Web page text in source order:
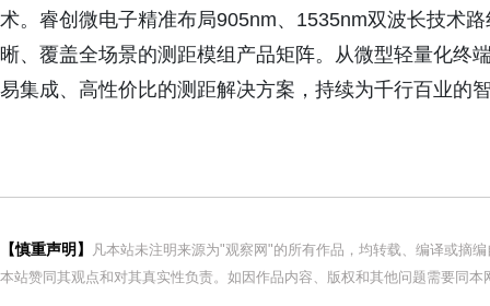
术。睿创微电子精准布局905nm、1535nm双波长技术
晰、覆盖全场景的测距模组产品矩阵。从微型轻量化终
易集成、高性价比的测距解决方案，持续为千行百业的
【慎重声明】
凡本站未注明来源为"观察网"的所有作品，均转载、编译或摘
本站赞同其观点和对其真实性负责。如因作品内容、版权和其他问题需要同本